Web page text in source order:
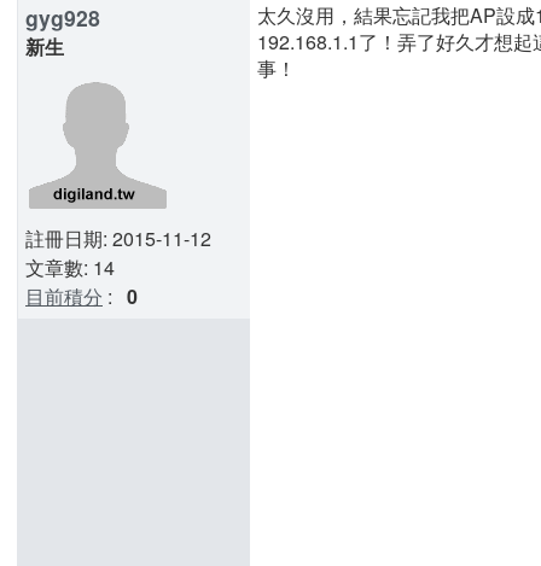
gyg928
新生
註冊日期: 2015-11-12
文章數: 14
目前積分 : 0
太久沒用，結果忘記我把AP設
192.168.1.1了！弄了好久才想
事！